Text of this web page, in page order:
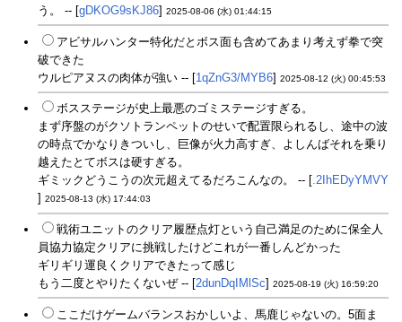
う。 -- [gDKOG9sKJ86] 2025-08-06 (水) 01:44:15
アビサルハンター特化だとボス面も含めてあまり考えず拳で突
破できた
ウルピアヌスの肉体が強い -- [1qZnG3/MYB6] 2025-08-12 (火) 00:45:53
ボスステージが史上最悪のゴミステージすぎる。
まず序盤のがクソトランペットのせいで配置限られるし、途中の波
の時点でかなりきついし、巨像が火力高すぎ、よしんばそれを乗り
越えたとてボスは硬すぎる。
ギミックどうこうの次元超えてるだろこんなの。 -- [.2IhEDyYMVY
] 2025-08-13 (水) 17:44:03
戦術ユニットのクリア履歴点灯という自己満足のために保全人
員協力協定クリアに挑戦したけどこれが一番しんどかった
ギリギリ運良くクリアできたって感じ
もう二度とやりたくないぜ -- [2dunDqIMlSc] 2025-08-19 (火) 16:59:20
ここだけゲームバランスおかしいよ、馬鹿じゃないの。5面ま